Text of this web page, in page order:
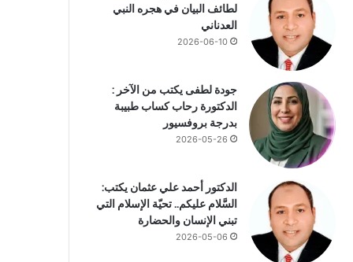
لطائف البيان في هجره النبي
العدناني
2026-06-10
جودة لطفى يكتب من الآخر :
الدكتورة رحاب كساب طبيبة
بدرجة بروفسيور
2026-05-26
الدكتور أحمد علي عثمان يكتب:
السَّلام عليكم.. تحيّة الإسلام التي
تبني الإنسان والحضارة
2026-05-06